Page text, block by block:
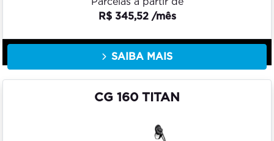
R$ 345,52 /mês
SAIBA MAIS
CG 160 TITAN